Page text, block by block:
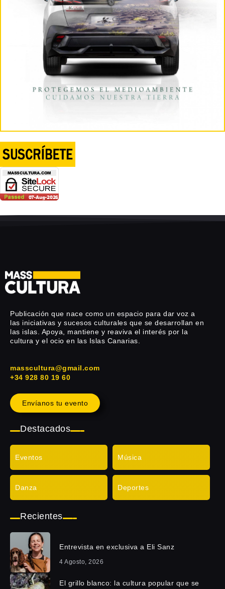
Publicación que nace como un espacio para dar voz a
las iniciativas y sucesos culturales que se desarrollan en
las islas. Apoya, mantiene y reaviva el interés por la
cultura y el ocio en las Islas Canarias.
masscultura@gmail.com
+34 928 80 19 60
Envíanos tu evento
Destacados
Eventos Música
Danza Deportes
Recientes
Entrevista en exclusiva a Eli Sanz
4 Agosto, 2026
El grillo blanco: la cultura popular que se